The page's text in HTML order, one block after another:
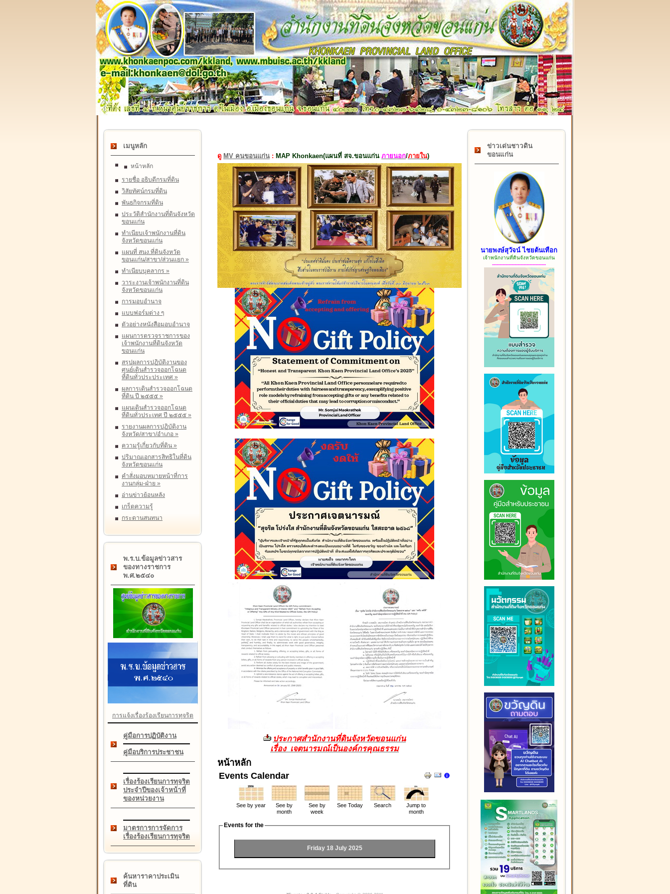
เมนูหลัก
หน้าหลัก
รายชื่อ อธิบดีกรมที่ดิน
วิสัยทัศน์กรมที่ดิน
พันธกิจกรมที่ดิน
ประวัติสำนักงานที่ดินจังหวัด
ขอนแก่น
ทำเนียบเจ้าพนักงานที่ดิน
จังหวัดขอนแก่น
แผนที่ สนง.ที่ดินจังหวัด
ขอนแก่น/สาขา/ส่วนแยก »
ทำเนียบบุคลากร »
วาระงานเจ้าพนักงานที่ดิน
จังหวัดขอนแก่น
การมอบอำนาจ
แบบฟอร์มต่าง ๆ
ตัวอย่างหนังสือมอบอำนาจ
แผนการตรวจราชการของ
เจ้าพนักงานที่ดินจังหวัด
ขอนแก่น
สรุปผลการปฏิบัติงานของ
ศูนย์เดินสำรวจออกโฉนด
ที่ดินทั่วประประเทศ »
ผลการเดินสำรวจออกโฉนด
ที่ดิน ปี ๒๕๕๕ »
แผนเดินสำรวจออกโฉนด
ที่ดินทั่วประเทศ ปี ๒๕๕๕ »
รายงานผลการปฏิบัติงาน
จังหวัด/สาขา/อำเภอ »
ความรู้เกี่ยวกับที่ดิน »
ปริมาณเอกสารสิทธิในที่ดิน
จังหวัดขอนแก่น
คำสั่งมอบหมายหน้าที่การ
งานกลุ่ม-ฝ่าย »
อ่านข่าวย้อนหลัง
เกร็ดความรู้
กระดานสนทนา
พ.ร.บ.ข้อมูลข่าวสาร
ของทางราชการ
พ.ศ.๒๕๔๐
การแจ้งเรื่องร้องเรียนการทุจริต
คู่มือการปฏิบัติงาน
คู่มือบริการประชาชน
เรื่องร้องเรียนการทุจริต
ประจำปีของเจ้าหน้าที่
ของหน่วยงาน
มาตรการการจัดการ
เรื่องร้องเรียนการทุจริต
ค้นหาราคาประเมิน
ที่ดิน
๑๗ กุมภาพันธ์ "วันคล้ายวันสถาปนากรมที่ดิน" ครบรอบ ๑๒
ดู MV คนขอนแก่น : MAP Khonkaen(แผนที่ สจ.ขอนแก่น ภายนอก/ภายใน)
ประกาศสำนักงานที่ดินจังหวัดขอนแก่น
เรื่อง เจตนารมณ์เป็นองค์กรคุณธรรม
หน้าหลัก
Events Calendar
See by year
See by
month
See by
week
See Today Search
Jump to
month
Events for the
Friday 18 July 2025
ข่าวเด่นชาวดิน
ขอนแก่น
นายพงษ์สุวัจน์ ไชยต้นเทือก
เจ้าพนักงานที่ดินจังหวัดขอนแก่น
------------------------------------